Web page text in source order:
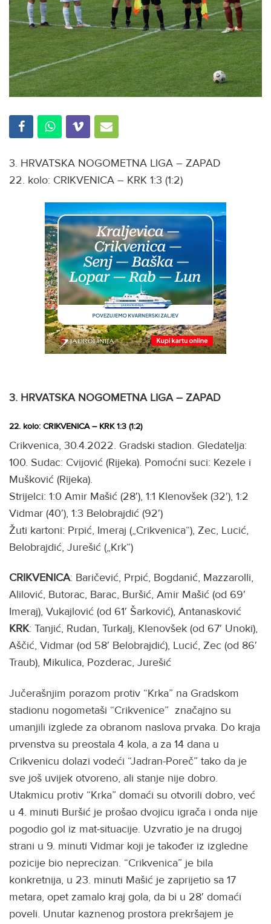
3. HRVATSKA NOGOMETNA LIGA – ZAPAD
22. kolo: CRIKVENICA – KRK 1:3 (1:2)
3. HRVATSKA NOGOMETNA LIGA – ZAPAD
22. kolo: CRIKVENICA – KRK 1:3 (1:2)
Crikvenica, 30.4.2022. Gradski stadion. Gledatelja:
100. Sudac: Cvijović (Rijeka). Pomoćni suci: Kezele i
Mušković (Rijeka).
Strijelci: 1:0 Amir Mašić (28′), 1:1 Klenovšek (32′), 1:2
Vidmar (40′), 1:3 Belobrajdić (92′)
Žuti kartoni: Prpić, Imeraj („Crikvenica“), Zec, Lucić,
Belobrajdić, Jurešić („Krk“)
CRIKVENICA: Baričević, Prpić, Bogdanić, Mazzarolli,
Alilović, Butorac, Barac, Buršić, Amir Mašić (od 69′
Imeraj), Vukajlović (od 61′ Šarković), Antanasković
KRK: Tanjić, Rudan, Turkalj, Klenovšek (od 67′ Unoki),
Aščić, Vidmar (od 58′ Belobrajdić), Lucić, Zec (od 86′
Traub), Mikulica, Pozderac, Jurešić
Jučerašnjim porazom protiv “Krka” na Gradskom
stadionu nogometaši “Crikvenice” značajno su
umanjili izglede za obranom naslova prvaka. Do kraja
prvenstva su preostala 4 kola, a za 14 dana u
Crikvenicu dolazi vodeći “Jadran-Poreč” tako da je
sve još uvijek otvoreno, ali stanje nije dobro.
Utakmicu protiv “Krka” domaći su otvorili dobro, već
u 4. minuti Buršić je prošao dvojicu igrača i onda nije
pogodio gol iz mat-situacije. Uzvratio je na drugoj
strani u 9. minuti Vidmar koji je također iz izgledne
pozicije bio neprecizan. “Crikvenica” je bila
konkretnija, u 23. minuti Mašić je zaprijetio sa 17
metara, opet zamalo kraj gola, da bi u 28′ domaći
poveli. Unutar kaznenog prostora prekršajem je